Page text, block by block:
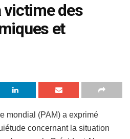
victime des
et
mondial (PAM) a exprimé
concernant la situation